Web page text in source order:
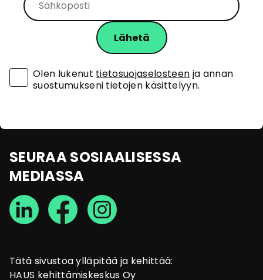
Olen lukenut tietosuojaselosteen ja annan
suostumukseni tietojen käsittelyyn.
SEURAA SOSIAALISESSA
MEDIASSA
Tätä sivustoa ylläpitää ja kehittää:
HAUS kehittämiskeskus Oy